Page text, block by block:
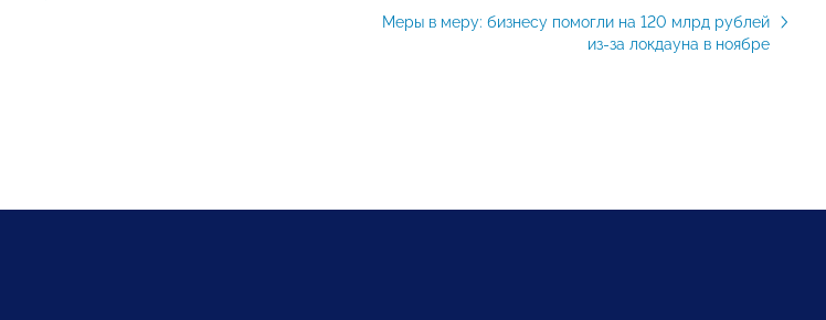
Меры в меру: бизнесу помогли на 120 млрд рублей
из-за локдауна в ноябре